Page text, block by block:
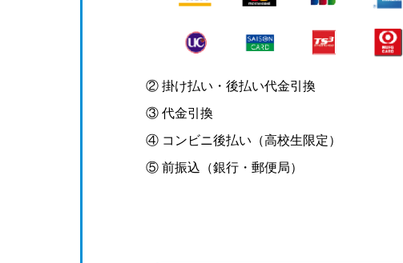
② 掛け払い・後払い代金引換
③ 代金引換
④ コンビニ後払い（高校生限定）
⑤ 前振込（銀行・郵便局）